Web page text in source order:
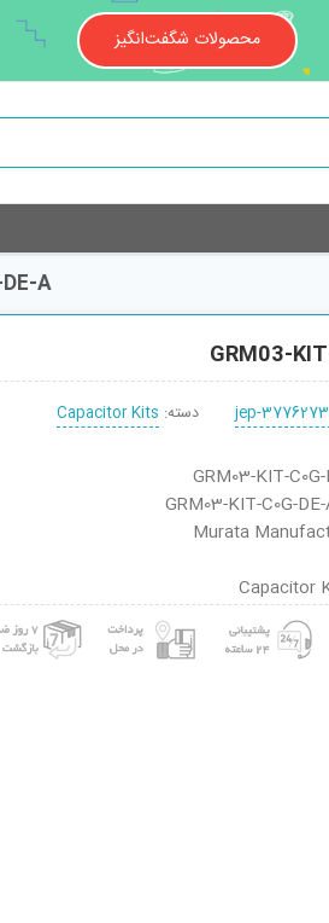
محصولات شگفت‌انگیز
A
GRM03-
jep- دسته: Capacitor Kits